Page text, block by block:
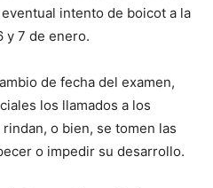
intento de boicot a la
y 7 de enero.
de fecha del examen,
los llamados a los
o bien, se tomen las
o impedir su desarrollo.